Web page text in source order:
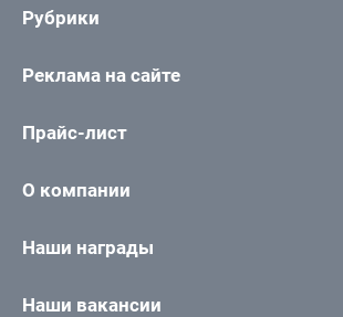
Рубрики
Реклама на сайте
Прайс-лист
О компании
Наши награды
Наши вакансии